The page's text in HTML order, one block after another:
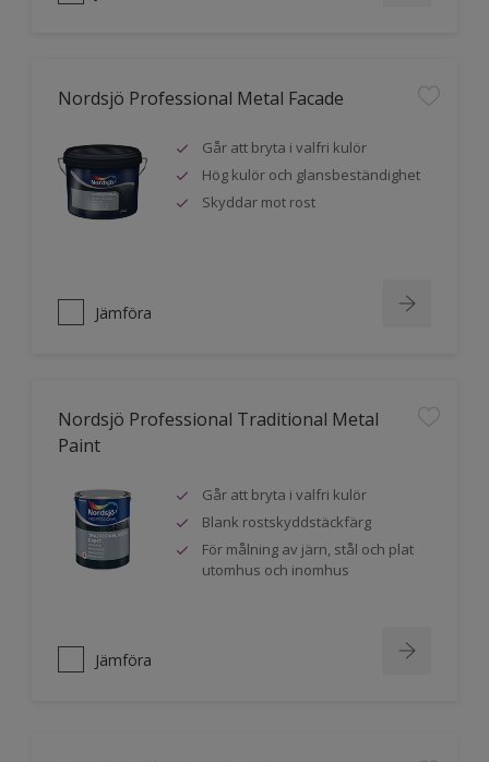
Nordsjö Professional Metal Facade
Går att bryta i valfri kulör
Hög kulör och glansbeständighet
Skyddar mot rost
Jämföra
Nordsjö Professional Traditional Metal
Paint
Går att bryta i valfri kulör
Blank rostskyddstäckfärg
För målning av järn, stål och plat
utomhus och inomhus
Jämföra